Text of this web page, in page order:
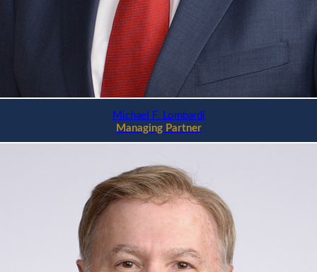
Michael F. Lombardi
Managing Partner